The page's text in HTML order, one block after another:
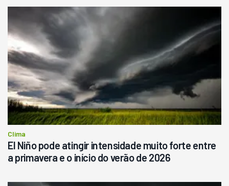
Usado
Pá Carregadeira Cat 966
Ano 1987
Londrina
R$ 145.000
Consultar
Clima
El Niño pode atingir intensidade muito forte entre
a primavera e o início do verão de 2026